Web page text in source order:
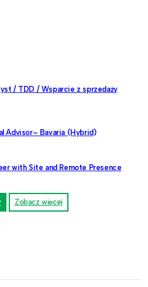
/ TDD / Wsparcie z sprzedaży
Advisor– Bavaria (Hybrid)
with Site and Remote Presence
Zobacz więcej